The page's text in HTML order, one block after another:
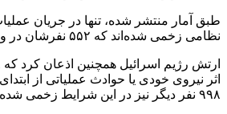
نظامی زخمی شده‌اند که ۵۵۲ نفرشان در وضعیت وخیم قرار دارند.
اثر نیروی خودی یا حوادث عملیاتی از
۹۹۸ نفر دیگر نیز در این شرایط زخمی شده‌اند.